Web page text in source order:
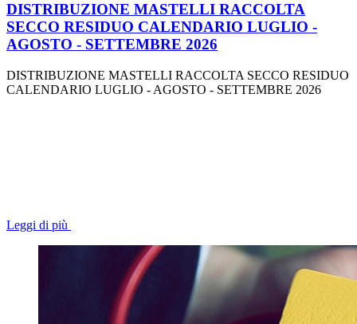
DISTRIBUZIONE MASTELLI RACCOLTA
SECCO RESIDUO CALENDARIO LUGLIO -
AGOSTO - SETTEMBRE 2026
DISTRIBUZIONE MASTELLI RACCOLTA SECCO RESIDUO
CALENDARIO LUGLIO - AGOSTO - SETTEMBRE 2026
Leggi di più